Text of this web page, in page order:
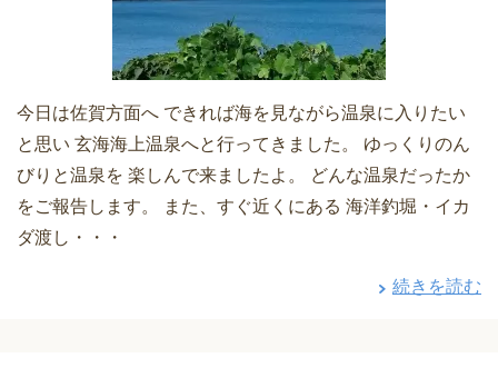
今日は佐賀方面へ できれば海を見ながら温泉に入りたい
と思い 玄海海上温泉へと行ってきました。 ゆっくりのん
びりと温泉を 楽しんで来ましたよ。 どんな温泉だったか
をご報告します。 また、すぐ近くにある 海洋釣堀・イカ
ダ渡し・・・
続きを読む